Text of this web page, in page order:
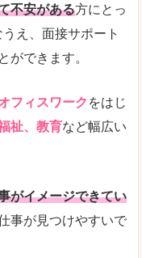
、エステ・ネイル・美容
らのお仕事に転職を考
で、大手という安心感も
細にも画像やイラストな
不安がある方にとっ
え、面接サポート
ができます。
フィスワーク をはじ
祉、教育など幅広い
がイメージできてい
事が見つけやすいで